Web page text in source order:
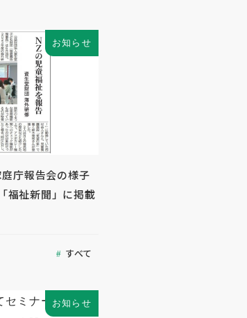
お知らせ
庁報告会の様子
福祉新聞」に掲載
すべて
お知らせ